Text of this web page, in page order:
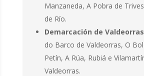
Manzaneda, A Pobra de
de Río.
Demarcación de
do Barco de Valdeorras, O
Petín, A Rúa, Rubiá e
Valdeorras.